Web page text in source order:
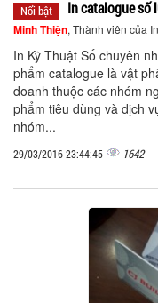
Nổi bật In catalogue số
Minh Thiện, Thành viên của
In Kỹ Thuật Số chuyên
phẩm catalogue là vật
doanh thuộc các nhóm
phẩm tiêu dùng và dịch
nhóm...
29/03/2016 23:44:45 1642